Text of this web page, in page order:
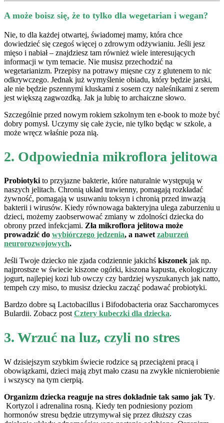
A może boisz się, że to tylko dla wegetarian i wegan?
Nie, to dla każdej otwartej, świadomej mamy, która chce
dowiedzieć się czegoś więcej o zdrowym odżywianiu. Jeśli jesz
mięso i nabiał – znajdziesz tam również wiele interesujących
informacji w tym temacie. Nie musisz przechodzić na
wegetarianizm. Przepisy na potrawy mięsne czy z glutenem to nic
odkrywczego. Jednak już wymyślenie obiadu, który będzie jarski,
ale nie będzie pszennymi kluskami z sosem czy naleśnikami z serem
jest większą zagwozdką. Jak ja lubię to archaiczne słowo.
Szczególnie przed nowym rokiem szkolnym ten e-book to może być
dobry pomysł. Uczymy się całe życie, nie tylko będąc w szkole, a
może wręcz właśnie poza nią.
2. Odpowiednia mikroflora jelitowa
Probiotyki to przyjazne bakterie, które naturalnie występują w
naszych jelitach. Chronią układ trawienny, pomagają rozkładać
żywność, pomagają w usuwaniu toksyn i chronią przed inwazją
bakterii i wirusów. Kiedy równowaga bakteryjna ulega zaburzeniu u
dzieci, możemy zaobserwować zmiany w zdolności dziecka do
obrony przed infekcjami. Zła mikroflora jelitowa może
prowadzić do wybiórczego jedzenia, a nawet zaburzeń
neurorozwojowych.
Jeśli Twoje dziecko nie zjada codziennie jakichś kiszonek jak np.
najprostsze w świecie kiszone ogórki, kiszona kapusta, ekologiczny
jogurt, najlepiej kozi lub owczy czy bardziej wyszukanych jak natto,
tempeh czy miso, to musisz dziecku zacząć podawać probiotyki.
Bardzo dobre są Lactobacillus i Bifodobacteria oraz Saccharomyces
Bulardii. Zobacz post Cztery kubeczki dla dziecka.
3. Wrzuć na luz, czyli no stres
W dzisiejszym szybkim świecie rodzice są przeciążeni pracą i
obowiązkami, dzieci mają zbyt mało czasu na zwykłe nicnierobienie
i wszyscy na tym cierpią.
Organizm dziecka reaguje na stres dokładnie tak samo jak Ty.
Kortyzol i adrenalina rosną. Kiedy ten podniesiony poziom
hormonów stresu będzie utrzymywał się przez dłuższy czas